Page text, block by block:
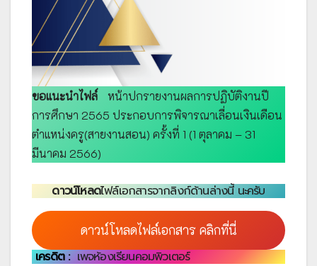
ขอแนะนำไฟล์
หน้าปกรายงานผลการปฏิบัติงานปี
การศึกษา 2565 ประกอบการพิจารณาเลื่อนเงินเดือน
ตำแหน่งครู(สายงานสอน) ครั้งที่ 1 (1 ตุลาคม – 31
มีนาคม 2566)
ดาวน์โหลดไฟล์เอกสารจากลิงก์ด้านล่างนี้ นะครับ
ดาวน์โหลดไฟล์เอกสาร คลิกที่นี่
เครดิต : เพจห้องเรียนคอมพิวเตอร์